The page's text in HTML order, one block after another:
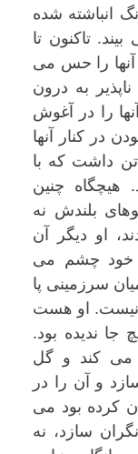
شده
تاکنون تا
را حس می
به درون
را در آغوش
کنار آنها
داشت که با
چنین
بلندش نه
دیگر آن
چشم می
سرزمینی پا
او هست
ندیده بود.
کند و گل
آن را در
بود می
سازد، نه